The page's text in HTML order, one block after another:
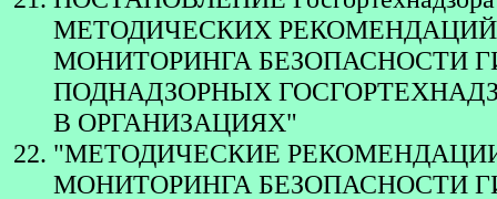
МЕТОДИЧЕСКИХ
МОНИТОРИНГА БЕЗОПАСНОСТИ
ПОДНАДЗОРНЫХ
В ОРГАНИЗАЦИЯХ"
"МЕТОДИЧЕСКИЕ
МОНИТОРИНГА БЕЗОПАСНОСТИ